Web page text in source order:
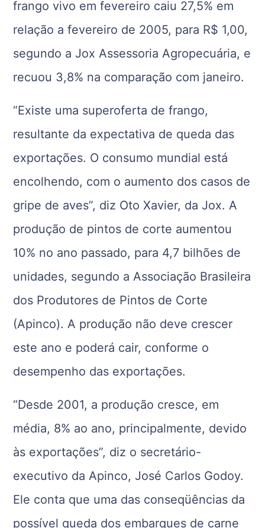
frango vivo em fevereiro caiu 27,5% em
relação a fevereiro de 2005, para R$ 1,00,
segundo a Jox Assessoria Agropecuária, e
recuou 3,8% na comparação com janeiro.
“Existe uma superoferta de frango,
resultante da expectativa de queda das
exportações. O consumo mundial está
encolhendo, com o aumento dos casos de
gripe de aves”, diz Oto Xavier, da Jox. A
produção de pintos de corte aumentou
10% no ano passado, para 4,7 bilhões de
unidades, segundo a Associação Brasileira
dos Produtores de Pintos de Corte
(Apinco). A produção não deve crescer
este ano e poderá cair, conforme o
desempenho das exportações.
“Desde 2001, a produção cresce, em
média, 8% ao ano, principalmente, devido
às exportações”, diz o secretário-
executivo da Apinco, José Carlos Godoy.
Ele conta que uma das conseqüências da
possível queda dos embarques de carne